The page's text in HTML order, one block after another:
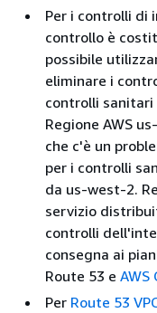
Per i controlli di
controllo è
possibile
eliminare i
controlli sanitari
Regione AWS
che c'è un
per i controlli
da us-west-2.
servizio
controlli
consegna ai
Route 53 e AWS
Per Route 53